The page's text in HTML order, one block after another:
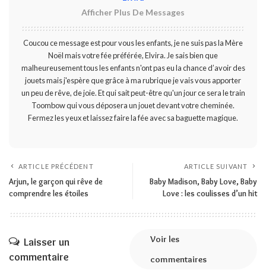
Afficher Plus De Messages
Coucou ce message est pour vous les enfants, je ne suis pas la Mère
Noël mais votre fée préférée, Elvira. Je sais bien que
malheureusement tous les enfants n'ont pas eu la chance d’avoir des
jouets mais j'espère que grâce à ma rubrique je vais vous apporter
un peu de rêve, de joie. Et qui sait peut-être qu'un jour ce sera le train
Toombow qui vous déposera un jouet devant votre cheminée.
Fermez les yeux et laissez faire la fée avec sa baguette magique.
ARTICLE PRÉCÉDENT
Arjun, le garçon qui rêve de
comprendre les étoiles
ARTICLE SUIVANT
Baby Madison, Baby Love, Baby
Love : les coulisses d’un hit
Laisser un
commentaire
Voir les
commentaires